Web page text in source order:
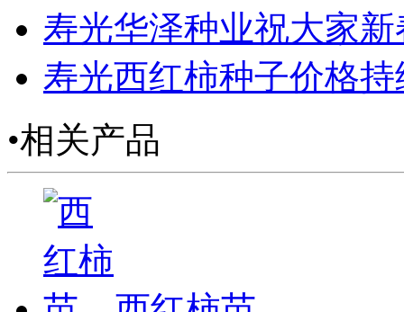
寿光华泽种业祝大家
寿光西红柿种子价格
•相关产品